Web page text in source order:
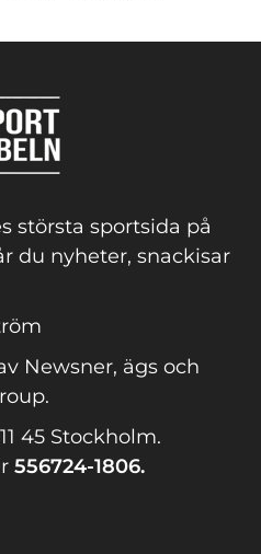
största sportsida på
du nyheter, snackisar
Newsner, ägs och
45 Stockholm.
556724-1806.